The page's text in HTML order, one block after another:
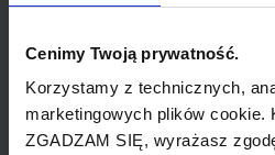
Cenimy Twoją prywatność.
Korzystamy z technicznych,
marketingowych plików cookie.
ZGADZAM SIĘ, wyrażasz
REZERWACJA
online lub telefoniczna
PŁATNOŚĆ